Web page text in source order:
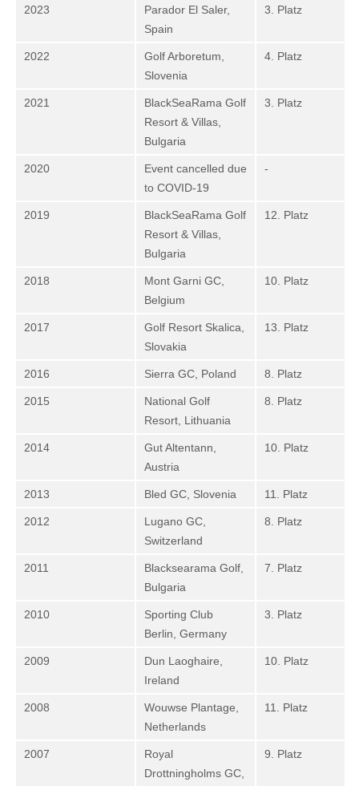
2023
Parador El Saler,
Spain
3. Platz
2022
Golf Arboretum,
Slovenia
4. Platz
2021
BlackSeaRama Golf
Resort & Villas,
Bulgaria
3. Platz
2020
Event cancelled due
to COVID-19
-
2019
BlackSeaRama Golf
Resort & Villas,
Bulgaria
12. Platz
2018
Mont Garni GC,
Belgium
10. Platz
2017
Golf Resort Skalica,
Slovakia
13. Platz
2016 Sierra GC, Poland 8. Platz
2015
National Golf
Resort, Lithuania
8. Platz
2014
Gut Altentann,
Austria
10. Platz
2013 Bled GC, Slovenia 11. Platz
2012
Lugano GC,
Switzerland
8. Platz
2011
Blacksearama Golf,
Bulgaria
7. Platz
2010
Sporting Club
Berlin, Germany
3. Platz
2009
Dun Laoghaire,
Ireland
10. Platz
2008
Wouwse Plantage,
Netherlands
11. Platz
2007
Royal
Drottningholms GC,
9. Platz